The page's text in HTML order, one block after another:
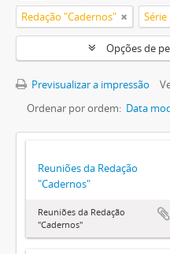
Redação "Cadernos" Série
Opções de
Previsualizar a impressão
Ordenar por ordem: Data
Reuniões da Redação
"Cadernos"
Reuniões da Redação
"Cadernos"